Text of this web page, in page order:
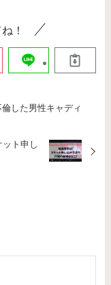
！
した男性キャディ
ト申し